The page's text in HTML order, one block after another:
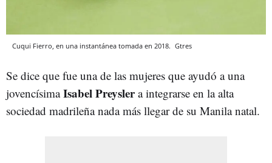
Cuqui Fierro, en una instantánea tomada en 2018. Gtres
Se dice que fue una de las mujeres que ayudó a una
jovencísimaIsabel Preyslera integrarse en la alta
sociedad madrileña nada más llegar de su Manila natal.